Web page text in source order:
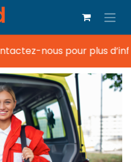
nous pour plus